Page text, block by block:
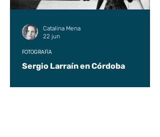
Sergio Larraín en Córdoba
FOTOGRAFÍA
Catalina Mena
22 jun